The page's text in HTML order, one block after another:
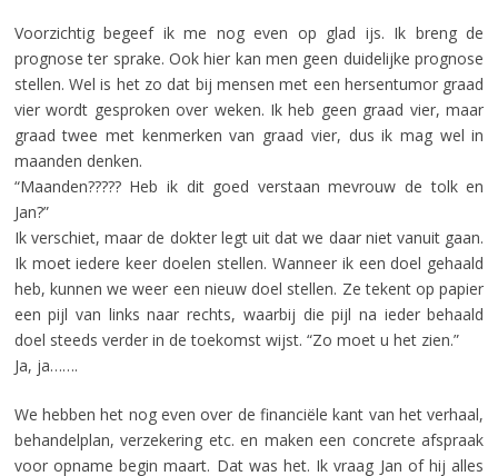
Voorzichtig begeef ik me nog even op glad ijs. Ik breng de
prognose ter sprake. Ook hier kan men geen duidelijke prognose
stellen. Wel is het zo dat bij mensen met een hersentumor graad
vier wordt gesproken over weken. Ik heb geen graad vier, maar
graad twee met kenmerken van graad vier, dus ik mag wel in
maanden denken.
“Maanden????? Heb ik dit goed verstaan mevrouw de tolk en
Jan?”
Ik verschiet, maar de dokter legt uit dat we daar niet vanuit gaan.
Ik moet iedere keer doelen stellen. Wanneer ik een doel gehaald
heb, kunnen we weer een nieuw doel stellen. Ze tekent op papier
een pijl van links naar rechts, waarbij die pijl na ieder behaald
doel steeds verder in de toekomst wijst. “Zo moet u het zien.”
Ja, ja…….
We hebben het nog even over de financiële kant van het verhaal,
behandelplan, verzekering etc. en maken een concrete afspraak
voor opname begin maart. Dat was het. Ik vraag Jan of hij alles